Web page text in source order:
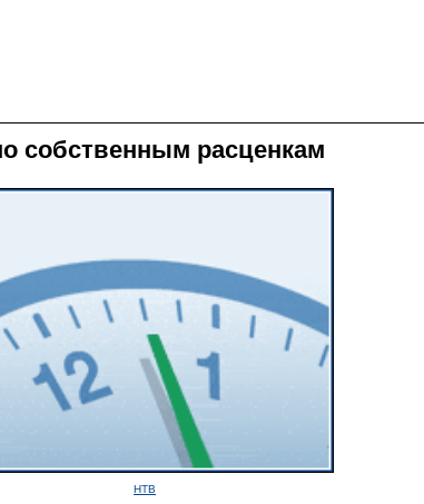
собственным расценкам
НТВ